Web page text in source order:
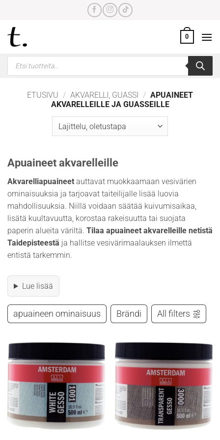
content
0
Products
search
ETUSIVU / AKVARELLI, GUASSI / APUAINEET
AKVARELLEILLE JA GUASSEILLE
Apuaineet akvarelleille
Akvarelliapuaineet auttavat muokkaamaan vesivärien
ominaisuuksia ja tarjoavat taiteilijalle lisää luovia
mahdollisuuksia. Niillä voidaan säätää kuivumisaikaa,
lisätä kuultavuutta, korostaa rakeisuutta tai suojata
paperin alueita väriltä. Tilaa apuaineet akvarelleille netistä
Taidepisteestä ja hallitse vesivärimaalauksen ilmettä
entistä tarkemmin.
Lue lisää
apuaineen ominaisuus Brändi All filters